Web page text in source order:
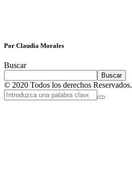
Por Claudia Morales
Buscar
Buscar
© 2020 Todos los derechos Reservados.